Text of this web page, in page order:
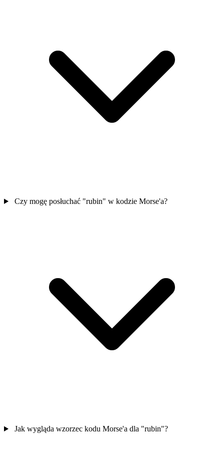
Czy mogę posłuchać "rubin" w kodzie Morse'a?
Jak wygląda wzorzec kodu Morse'a dla "rubin"?